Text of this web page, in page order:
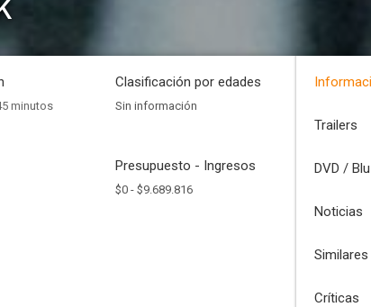
minutos
Clasificación por edades
Sin información
Presupuesto - Ingresos
$0 - $9.689.816
Trailers
DVD /
Noticias
Similares
Críticas